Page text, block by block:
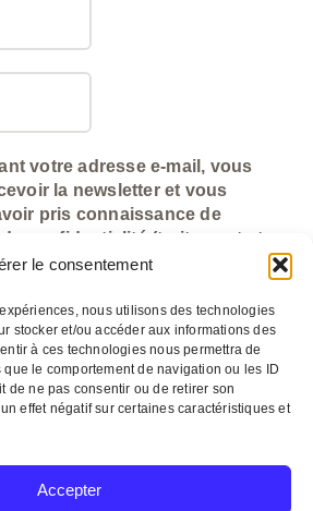
le consentement
nous utilisons des technologies
stocker et/ou accéder aux informations des
à ces technologies nous permettra de
le comportement de navigation ou les ID
de ne pas consentir ou de retirer son
effet négatif sur certaines caractéristiques et
Accepter
votre adresse e-mail, vous
la newsletter et vous
pris connaissance de
confidentialité (traitement et